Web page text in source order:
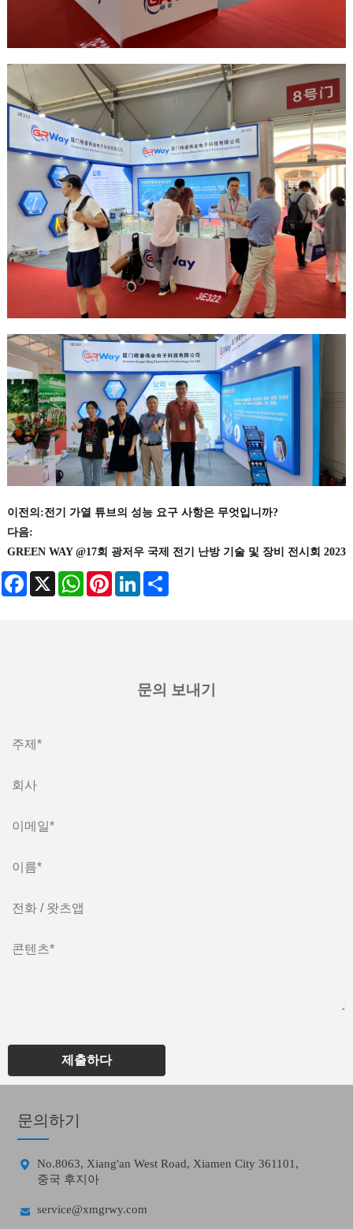
이전의:전기 가열 튜브의 성능 요구 사항은 무엇입니까?
다음:
GREEN WAY @17회 광저우 국제 전기 난방 기술 및 장비 전시회 2023
Facebook
X WhatsAppPinterestLinkedIn
문의 보내기
제출하다
문의하기

No.8063, Xiang'an West Road, Xiamen City 361101,
중국 후지아
 service@xmgrwy.com